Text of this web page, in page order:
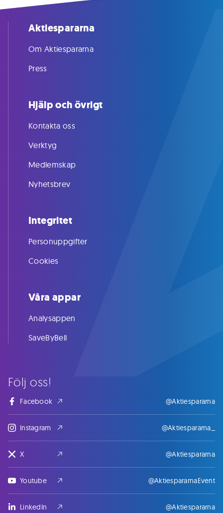
Följ oss!
Facebook @Aktiespararna
Instagram @Aktiespararna_
X @Aktiespararna
Youtube @AktiespararnaEvent
LinkedIn @Aktiespararna
Aktiespararna
Om Aktiespararna
Press
Hjälp och övrigt
Kontakta oss
Verktyg
Medlemskap
Nyhetsbrev
Integritet
Personuppgifter
Cookies
Våra appar
Analysappen
SaveByBell